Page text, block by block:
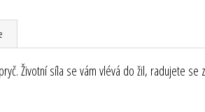
Životní síla se vám vlévá do žil, radujete